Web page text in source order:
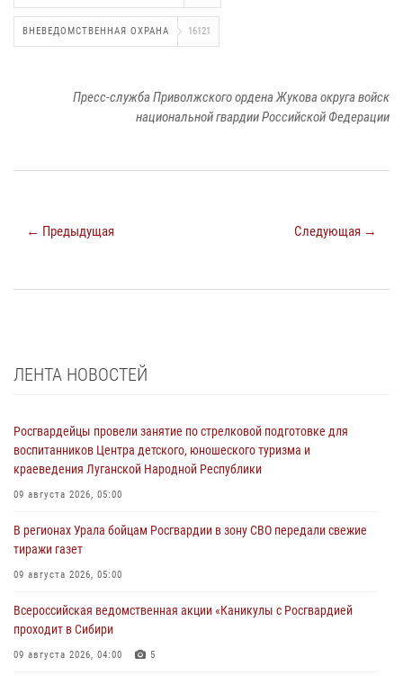
ВНЕВЕДОМСТВЕННАЯ ОХРАНА 16121
Пресс-служба Приволжского ордена Жукова округа войск
национальной гвардии Российской Федерации
← Предыдущая Следующая →
ЛЕНТА НОВОСТЕЙ
Росгвардейцы провели занятие по стрелковой подготовке для
воспитанников Центра детского, юношеского туризма и
краеведения Луганской Народной Республики
09 августа 2026, 05:00
В регионах Урала бойцам Росгвардии в зону СВО передали свежие
тиражи газет
09 августа 2026, 05:00
Всероссийская ведомственная акции «Каникулы с Росгвардией
проходит в Сибири
09 августа 2026, 04:00 5